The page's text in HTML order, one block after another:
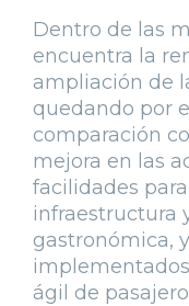
Dentro de las
encuentra la
ampliación de
quedando por
comparación
mejora en las
facilidades
infraestructura
gastronómica,
ágil de